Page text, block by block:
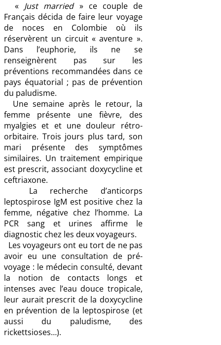
« Just married» ce couple de
Français décida de faire leur voyage
de noces en Colombie où ils
réservèrent un circuit « aventure ».
Dans l’euphorie, ils ne se
renseignèrent pas sur les
préventions recommandées dans ce
pays équatorial ; pas de prévention
du paludisme.
Une semaine après le retour, la
femme présente une fièvre, des
myalgies et et une douleur rétro-
orbitaire. Trois jours plus tard, son
mari présente des symptômes
similaires. Un traitement empirique
est prescrit, associant doxycycline et
ceftriaxone.
La recherche d’anticorps
leptospirose IgM est positive chez la
femme, négative chez l’homme. La
PCR sang et urines affirme le
diagnostic chez les deux voyageurs.
Les voyageurs ont eu tort de ne pas
avoir eu une consultation de pré-
voyage : le médecin consulté, devant
la notion de contacts longs et
intenses avec l’eau douce tropicale,
leur aurait prescrit de la doxycycline
en prévention de la leptospirose (et
aussi du paludisme, des
rickettsioses…).